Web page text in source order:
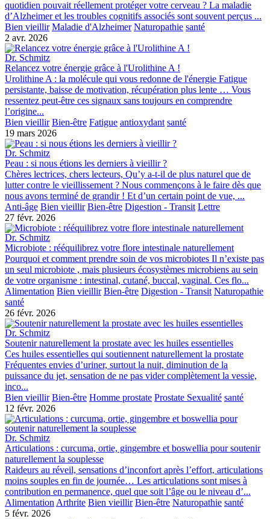
quotidien pouvait réellement protéger votre cerveau ? La maladie
d’Alzheimer et les troubles cognitifs associés sont souvent perçus ...
Bien vieillir Maladie d'Alzheimer Naturopathie santé
2 avr. 2026
Dr. Schmitz
Relancez votre énergie grâce à l'Urolithine A !
Urolithine A : la molécule qui vous redonne de l'énergie Fatigue
persistante, baisse de motivation, récupération plus lente … Vous
ressentez peut-être ces signaux sans toujours en comprendre
l’origine...
Bien vieillir Bien-être Fatigue antioxydant santé
19 mars 2026
Dr. Schmitz
Peau : si nous étions les derniers à vieillir ?
Chères lectrices, chers lecteurs, Qu’y a-t-il de plus naturel que de
lutter contre le vieillissement ? Nous commençons à le faire dès que
nous avons terminé de grandir ! Et d’un certain point de vue, ...
Anti-âge Bien vieillir Bien-être Digestion - Transit Lettre
27 févr. 2026
Dr. Schmitz
Microbiote : rééquilibrez votre flore intestinale naturellement
Pourquoi et comment prendre soin de vos microbiotes Il n’existe pas
un seul microbiote , mais plusieurs écosystèmes microbiens au sein
de votre organisme : intestinal, cutané, buccal, vaginal. Ces flo...
Alimentation Bien vieillir Bien-être Digestion - Transit Naturopathie
santé
26 févr. 2026
Dr. Schmitz
Soutenir naturellement la prostate avec les huiles essentielles
Ces huiles essentielles qui soutiennent naturellement la prostate
Fréquentes envies d’uriner, surtout la nuit, diminution de la
puissance du jet, sensation de ne pas vider complètement la vessie,
inco...
Bien vieillir Bien-être Homme prostate Prostate Sexualité santé
12 févr. 2026
Dr. Schmitz
Articulations : curcuma, ortie, gingembre et boswellia pour soutenir
naturellement la souplesse
Raideurs au réveil, sensations d’inconfort après l’effort, articulations
moins souples en fin de journée… Les articulations sont mises à
contribution en permanence, quel que soit l’âge ou le niveau d’...
Alimentation Arthrite Bien vieillir Bien-être Naturopathie santé
5 févr. 2026